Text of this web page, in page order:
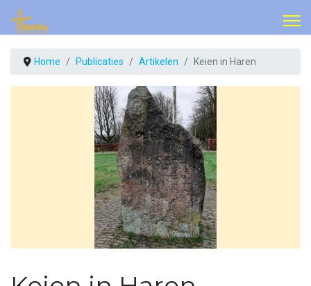
Home Publicaties Artikelen Keien in Haren